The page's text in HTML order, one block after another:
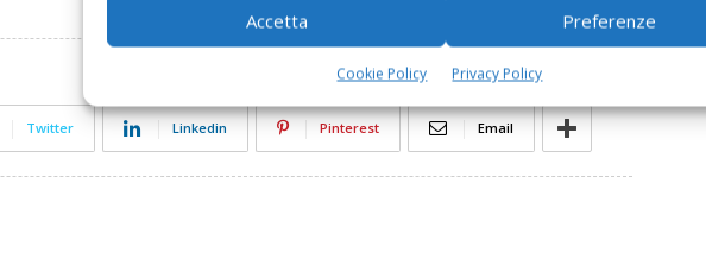
Accetta Preferenze
Cookie Policy Privacy Policy
Twitter Linkedin Pinterest Email